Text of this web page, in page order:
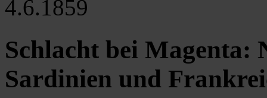
4.6.1859
Schlacht bei Magenta:
Sardinien und